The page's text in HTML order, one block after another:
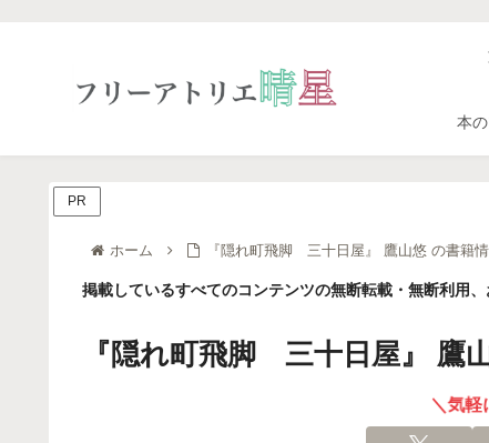
本
ホーム 『隠れ町飛脚 三十日屋』 鷹山悠 の書籍
掲載しているすべてのコンテンツの無断転載・無断利用
『隠れ町飛脚 三十日屋』 鷹
＼気軽
PR